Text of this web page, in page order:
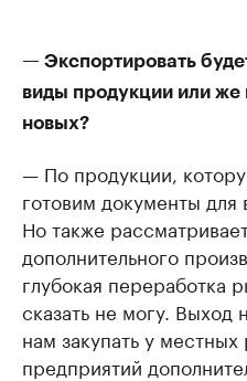
— Экспортировать
виды продукции или же
новых?
— По продукции,
готовим документы
Но также
дополнительного
глубокая переработка
сказать не могу. Выход
нам закупать у
предприятий